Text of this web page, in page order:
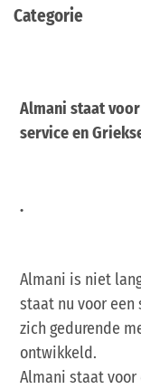
Categorie
Almani staat
service en
.
Almani is niet
staat nu voor
zich gedurende
ontwikkeld.
Almani staat